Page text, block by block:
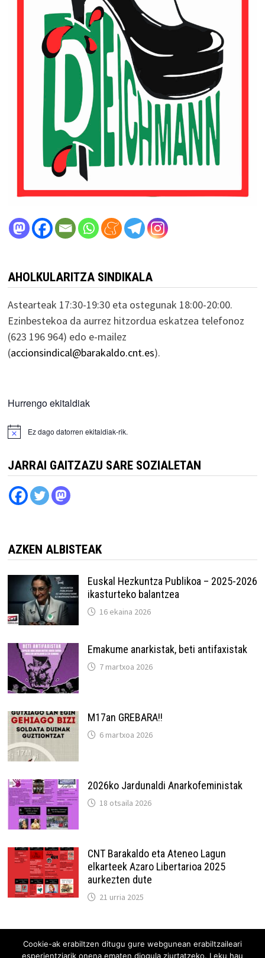
AHOLKULARITZA SINDIKALA
Astearteak 17:30-19:30 eta ostegunak 18:00-20:00.
Ezinbestekoa da aurrez hitzordua eskatzea telefonoz
(623 196 964) edo e-mailez
(accionsindical@barakaldo.cnt.es).
Hurrengo ekitaldiak
Ez dago datorren ekitaldiak-rik.
JARRAI GAITZAZU SARE SOZIALETAN
AZKEN ALBISTEAK
Euskal Hezkuntza Publikoa – 2025-2026
ikasturteko balantzea
16 ekaina 2026
Emakume anarkistak, beti antifaxistak
7 martxoa 2026
M17an GREBARA!!
6 martxoa 2026
2026ko Jardunaldi Anarkofeministak
18 otsaila 2026
CNT Barakaldo eta Ateneo Lagun
elkarteek Azaro Libertarioa 2025
aurkezten dute
21 urria 2025
Cookie-ak erabiltzen ditugu gure webgunean erabiltzaileari
esperientziarik onena ematen diogula ziurtatzeko. Leku hau